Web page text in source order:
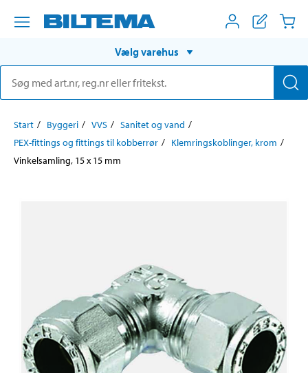
Vælg varehus
Start Byggeri VVS
Sanitet og vand
PEX-fittings og fittings til kobberrør
Klemringskoblinger, krom
Vinkelsamling, 15 x 15 mm